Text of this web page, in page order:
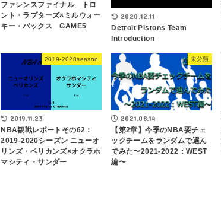
ファレンスファイナル トロ
ント・ラプターズ×ミルウォー
キー・バックス GAME5
2020.12.11
Detroit Pistons Team
Introduction
2019-2020season
2019.11.23
NBA観戦レポートその62：
2019-2020シーズン ニューオ
リンズ・ペリカンズ×オクラホ
マシティ・サンダー
未分類
2021.08.14
【第2章】今季のNBA要チェ
ックチームをランダムで選ん
でみた〜2021-2022：WEST
編〜